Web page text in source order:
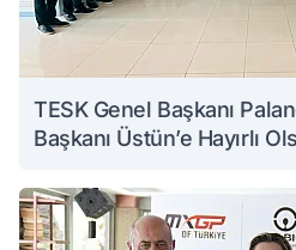
TESK Genel Başkanı
Başkanı Üstün’e Hayırlı